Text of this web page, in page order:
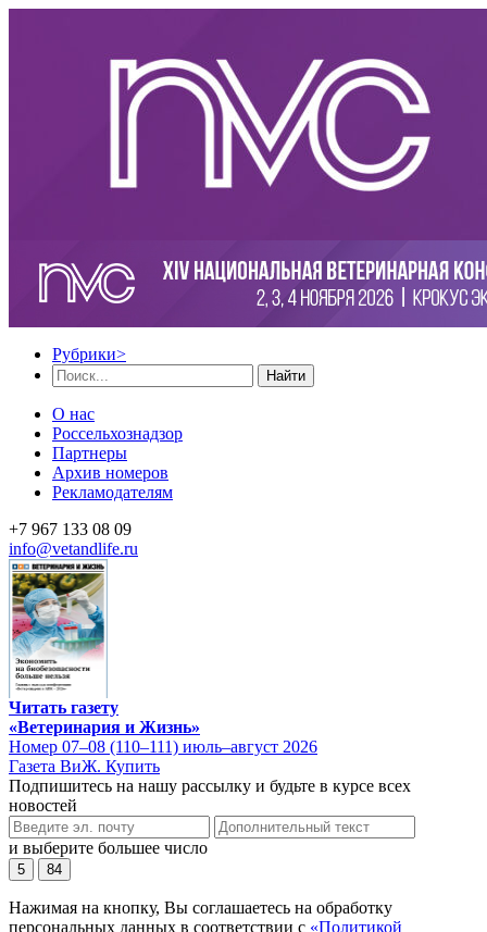
Рубрики>
Найти
О нас
Россельхознадзор
Партнеры
Архив номеров
Рекламодателям
+7 967 133 08 09
info@vetandlife.ru
Читать газету
«Ветеринария и Жизнь»
Номер 07–08 (110–111) июль–август 2026
Газета ВиЖ. Купить
Подпишитесь на нашу рассылку и будьте в курсе всех
новостей
и выберите большее число
5 84
Нажимая на кнопку, Вы соглашаетесь на обработку
персональных данных в соответствии с «Политикой